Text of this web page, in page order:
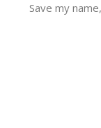
Save my